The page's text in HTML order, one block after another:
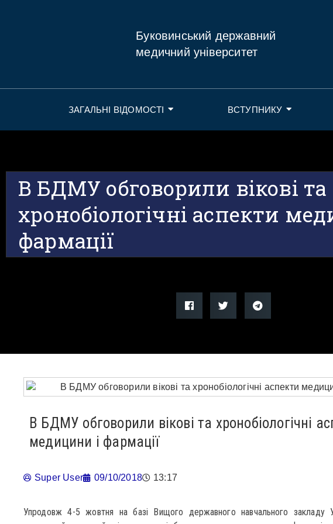
Буковинський державний
медичний університет
ЗАГАЛЬНІ ВІДОМОСТІ ВСТУПНИКУ
В БДМУ обговорили вікові та
хронобіологічні аспекти
фармації
В БДМУ обговорили вікові та хронобіологічні
медицини і фармації
Super User 09/10/2018 13:17
Упродовж 4-5 жовтня на базі Вищого державного навчального закладу